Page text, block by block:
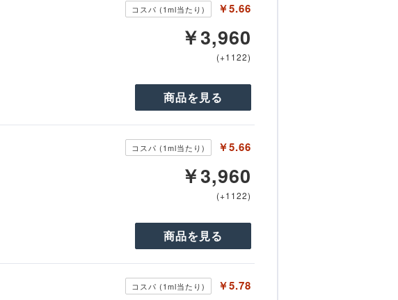
コスパ (1ml当たり) ￥5.66
￥3,960
(+1122)
商品を見る
コスパ (1ml当たり) ￥5.66
￥3,960
(+1122)
商品を見る
コスパ (1ml当たり) ￥5.78